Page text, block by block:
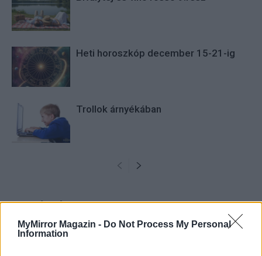
MyMirror Magazin - Do Not Process My Personal
Information
Heti horoszkóp december 15-21-ig
Trollok árnyékában
HOZZÁSZÓLOK A CIKKHEZ